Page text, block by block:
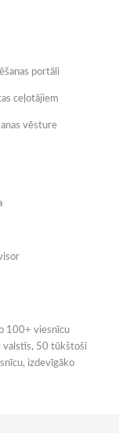
portāli
ceļotājiem
vēsture
100+ viesnīcu
valstīs, 50 tūkštoši
izdevīgāko